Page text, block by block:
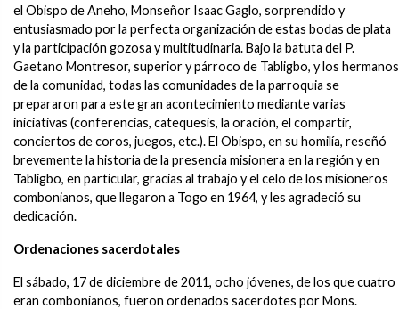
el Obispo de Aneho, Monseñor Isaac Gaglo, sorprendido y
entusiasmado por la perfecta organización de estas bodas de plata
y la participación gozosa y multitudinaria. Bajo la batuta del P.
Gaetano Montresor, superior y párroco de Tabligbo, y los hermanos
de la comunidad, todas las comunidades de la parroquia se
prepararon para este gran acontecimiento mediante varias
iniciativas (conferencias, catequesis, la oración, el compartir,
conciertos de coros, juegos, etc.). El Obispo, en su homilía, reseñó
brevemente la historia de la presencia misionera en la región y en
Tabligbo, en particular, gracias al trabajo y el celo de los misioneros
combonianos, que llegaron a Togo en 1964, y les agradeció su
dedicación.
Ordenaciones sacerdotales
El sábado, 17 de diciembre de 2011, ocho jóvenes, de los que cuatro
eran combonianos, fueron ordenados sacerdotes por Mons.